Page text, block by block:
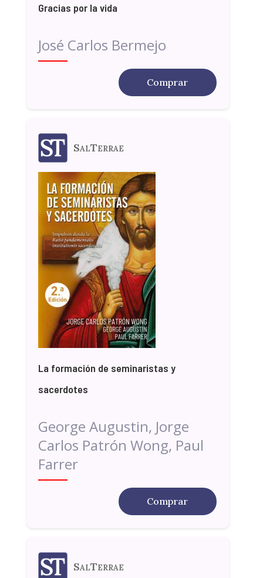
Gracias por la vida
José Carlos Bermejo
Comprar
SalTerrae
La formación de seminaristas y
sacerdotes
George Augustin, Jorge
Carlos Patrón Wong, Paul
Farrer
Comprar
SalTerrae